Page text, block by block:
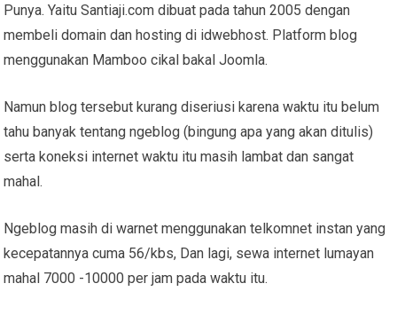
Punya. Yaitu Santiaji.com dibuat pada tahun 2005 dengan
membeli domain dan hosting di idwebhost. Platform blog
menggunakan Mamboo cikal bakal Joomla.
Namun blog tersebut kurang diseriusi karena waktu itu belum
tahu banyak tentang ngeblog (bingung apa yang akan ditulis)
serta koneksi internet waktu itu masih lambat dan sangat
mahal.
Ngeblog masih di warnet menggunakan telkomnet instan yang
kecepatannya cuma 56/kbs, Dan lagi, sewa internet lumayan
mahal 7000 -10000 per jam pada waktu itu.